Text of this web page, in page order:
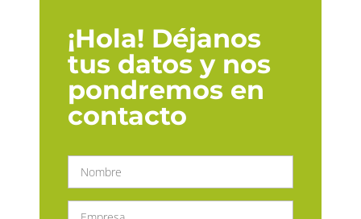
¡Hola! Déjanos
tus datos y nos
pondremos en
contacto